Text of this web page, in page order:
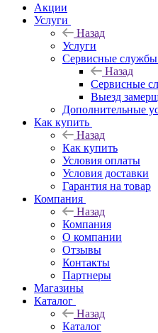
Акции
Услуги
Назад
Услуги
Сервисные службы
Назад
Сервисные
Выезд
Дополнительные
Как купить
Назад
Как купить
Условия оплаты
Условия доставки
Гарантия на товар
Компания
Назад
Компания
О компании
Отзывы
Контакты
Партнеры
Магазины
Каталог
Назад
Каталог